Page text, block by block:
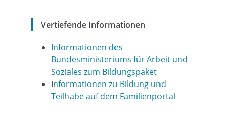
Vertiefende Informationen
Informationen des
Bundesministeriums für Arbeit und
Soziales zum Bildungspaket
Informationen zu Bildung und
Teilhabe auf dem Familienportal